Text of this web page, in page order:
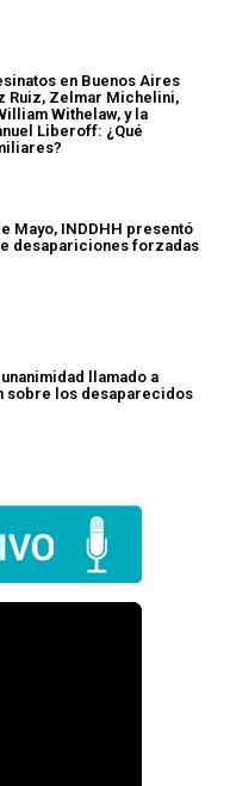
en Buenos Aires
Ruiz, Zelmar Michelini,
Withelaw, y la
Liberoff: ¿Qué
Mayo, INDDHH presentó
desapariciones forzadas
llamado a
sobre los desaparecidos